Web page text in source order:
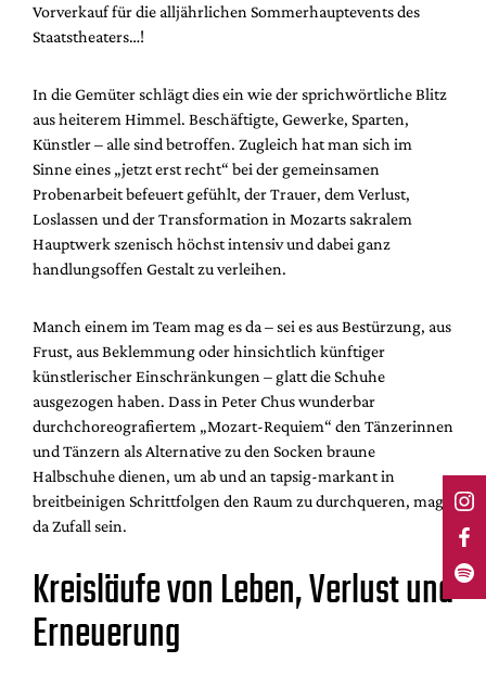
Vorverkauf für die alljährlichen Sommerhauptevents des
Staatstheaters…!
In die Gemüter schlägt dies ein wie der sprichwörtliche Blitz
aus heiterem Himmel. Beschäftigte, Gewerke, Sparten,
Künstler – alle sind betroffen. Zugleich hat man sich im
Sinne eines „jetzt erst recht“ bei der gemeinsamen
Probenarbeit befeuert gefühlt, der Trauer, dem Verlust,
Loslassen und der Transformation in Mozarts sakralem
Hauptwerk szenisch höchst intensiv und dabei ganz
handlungsoffen Gestalt zu verleihen.
Manch einem im Team mag es da – sei es aus Bestürzung, aus
Frust, aus Beklemmung oder hinsichtlich künftiger
künstlerischer Einschränkungen – glatt die Schuhe
ausgezogen haben. Dass in Peter Chus wunderbar
durchchoreografiertem „Mozart-Requiem“ den Tänzerinnen
und Tänzern als Alternative zu den Socken braune
Halbschuhe dienen, um ab und an tapsig-markant in
breitbeinigen Schrittfolgen den Raum zu durchqueren, mag
da Zufall sein.
Kreisläufe von Leben, Verlust und
Erneuerung